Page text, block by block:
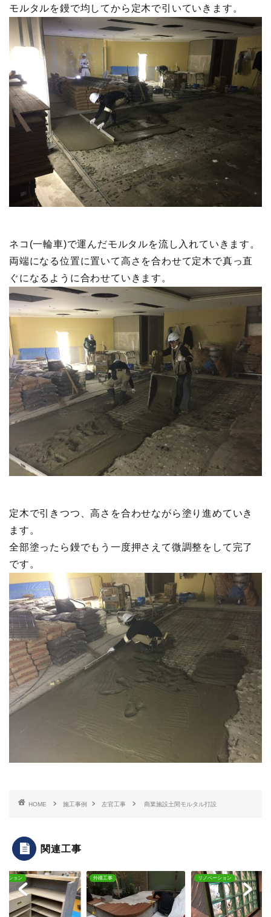
モルタルを鏝で均してから定木で引いていきます。
ネコ(一輪車)で運んだモルタルを流し入れていきます。
両端になる位置に置いて高さを合わせて定木で真っ直
ぐになるように合わせていきます。
定木で引きつつ、高さを合わせながら塗り進めていき
ます。
全部塗ったら鏝でもう一度押さえて微調整をして完了
です。
HOME 施工事例 左官工事 商業施設土間モルタル打設
関連工事
ーション 外構工事 リノベーション